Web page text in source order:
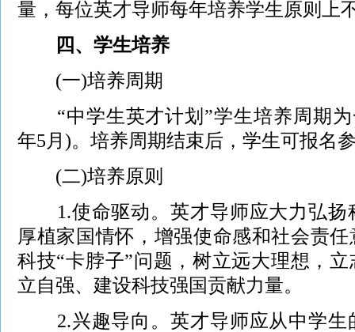
量，每位英才导师每年培养学生原则上
四、学生培养
(一)培养周期
“中学生英才计划”学生培养周期为
年5月)。培养周期结束后，学生可报名
(二)培养原则
1.使命驱动。英才导师应大力弘扬
厚植家国情怀，增强使命感和社会责
科技“卡脖子”问题，树立远大理想，
立自强、建设科技强国贡献力量。
2.兴趣导向。英才导师应从中学生